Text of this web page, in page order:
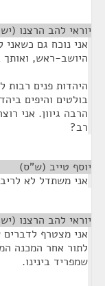
יוראי להב הרצנו
אני נוכח גם
היושב-ראש, ואותך
היהדות פנים רבות
בולטים והיפים
הרבה גיוון. אני
רב?
יוסף טייב (ש"ס)
אני משתדל לא
יוראי להב הרצנו
אני מצטרף
לתור אחר המכנה
שמפריד בינינו.